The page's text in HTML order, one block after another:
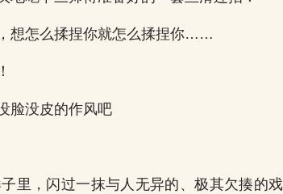
想怎么揉捏你就怎么揉捏你……
脸没皮的作风吧
里，闪过一抹与人无异的、极其欠揍的戏